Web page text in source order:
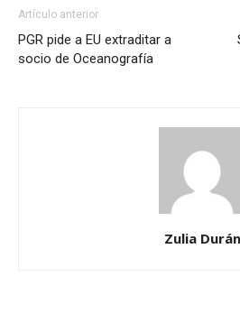
Artículo anterior
PGR pide a EU extraditar a
socio de Oceanografía
Zulia Durán